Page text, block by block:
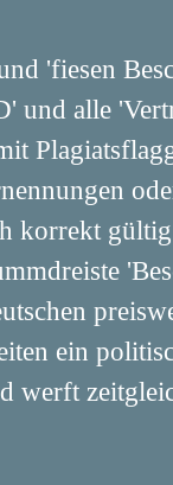
'fiesen
und alle
korrekt
ein
werft